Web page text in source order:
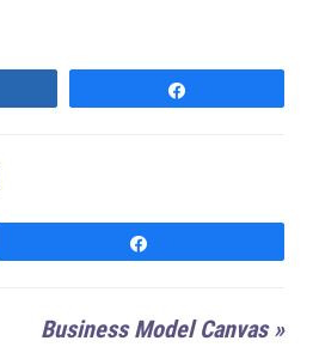
Business Model Canvas»